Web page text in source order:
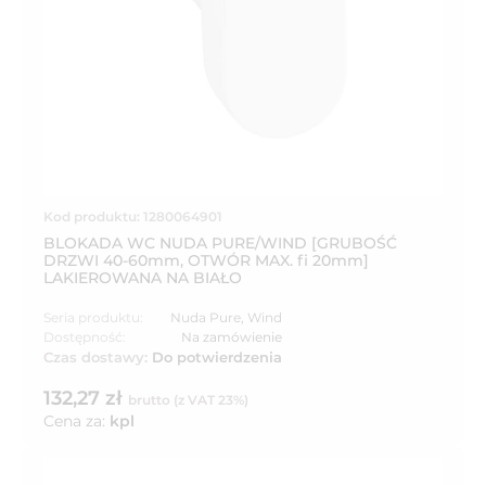
Kod produktu: 1280064901
BLOKADA WC NUDA PURE/WIND [GRUBOŚĆ
DRZWI 40-60mm, OTWÓR MAX. fi 20mm]
LAKIEROWANA NA BIAŁO
Seria produktu: Nuda Pure, Wind
Dostępność:
Na zamówienie
Czas dostawy: Do potwierdzenia
132,27 zł brutto (z VAT 23%)
Cena za: kpl